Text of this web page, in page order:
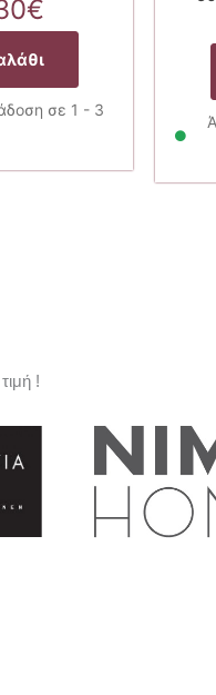
€
τρέχουσα
τιμή
είναι:
33.30€.
σε 1 - 3
!